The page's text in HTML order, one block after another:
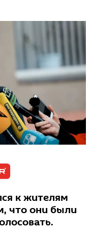
к жителям
что они были